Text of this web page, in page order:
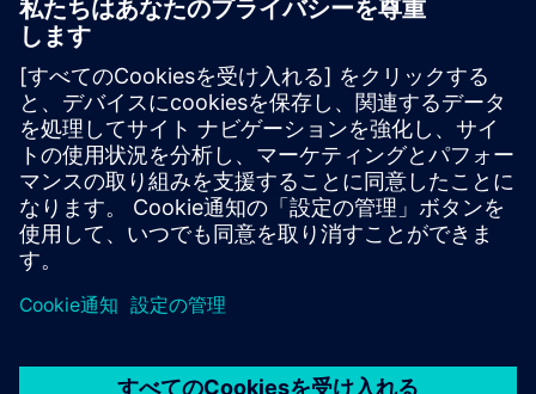
Vision Connectorを既存のワー
クフローに簡単に統合できる理
由は何ですか？